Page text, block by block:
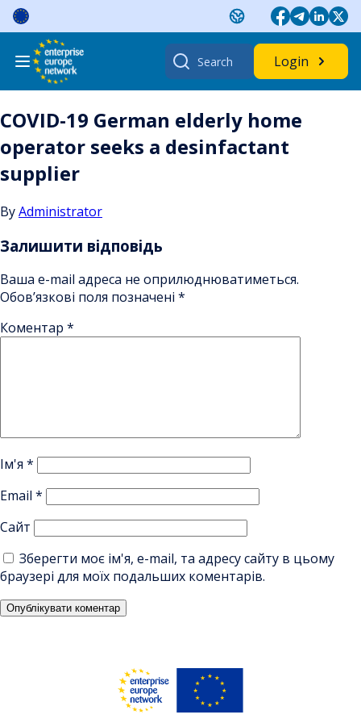
Skip
content
Search
for:
Login
COVID-19 German elderly home
operator seeks a desinfactant
supplier
ByAdministrator
Залишити відповідь
Ваша e-mail адреса не оприлюднюватиметься.
Обов’язкові поля позначені *
Коментар *
Ім'я *
Email *
Сайт
Зберегти моє ім'я, e-mail, та адресу сайту в цьому
браузері для моїх подальших коментарів.